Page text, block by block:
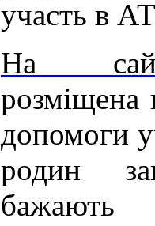
участь в
На
розміщена
допомоги
родин
бажають